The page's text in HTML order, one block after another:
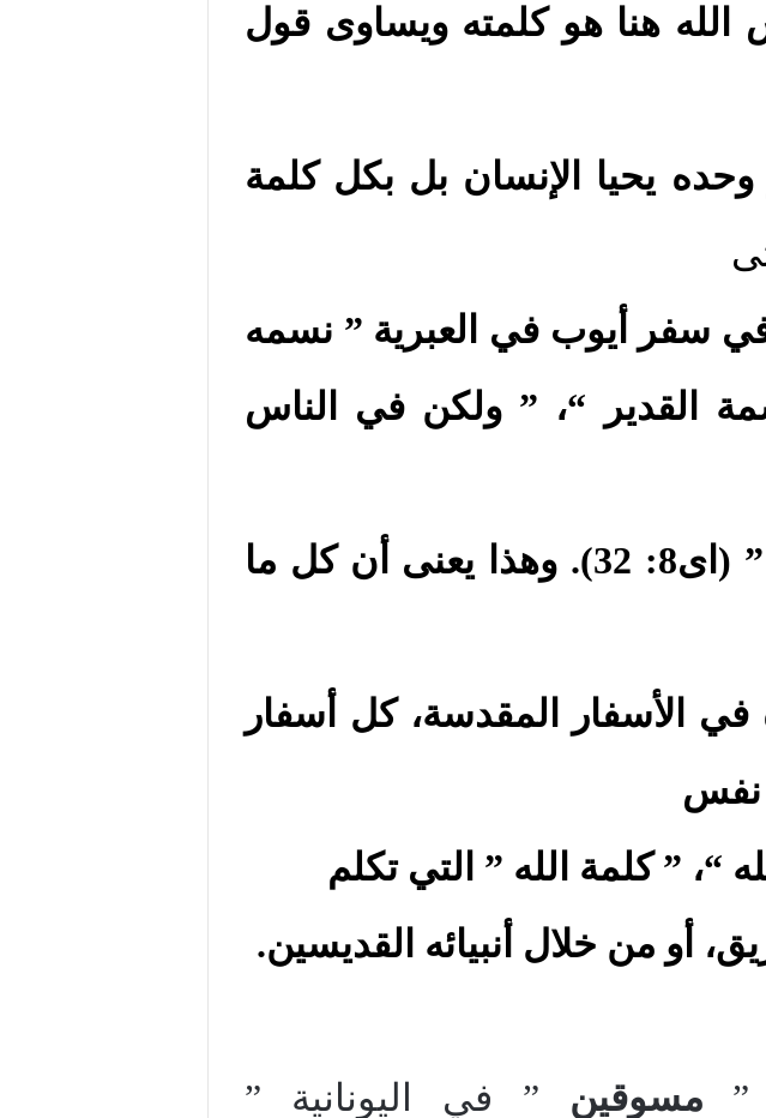
الله هنا هو كلمته ويساوى قول
يحيا الإنسان بل بكل كلمة
سفر أيوب في العبرية ” نسمه
القدير “، ” ولكن في الناس
ونسمة القدير تعقلهم ” (اى8: 32). وهذا يعنى أن كل ما
الأسفار المقدسة، كل أسفار
نفس
“، ” كلمة الله ” التي تكلم
أو من خلال أنبيائه القديسين.
” مسوقين ” في اليونانية ”